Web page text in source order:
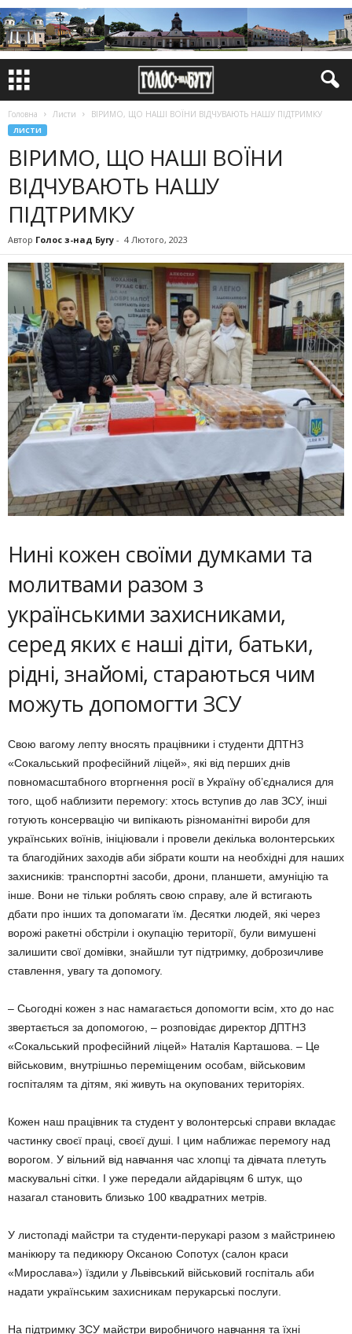
Головна Листи ВІРИМО, ЩО НАШІ ВОЇНИ ВІДЧУВАЮТЬ НАШУ ПІДТРИМКУ
ЛИСТИ
ВІРИМО, ЩО НАШІ ВОЇНИ
ВІДЧУВАЮТЬ НАШУ
ПІДТРИМКУ
Автор Голос з-над Бугу - 4 Лютого, 2023
Нині кожен своїми думками та
мо­литвами разом з
українськими захис­ника­ми,
серед яких є наші діти, батьки,
рідні, знайомі, стараються чим
можуть допомогти ЗСУ
Свою вагому лепту вносять праців­ники і студенти ДПТНЗ
«Сокальський професійний ліцей», які від перших днів
повномасштабного вторгнення росії в Україну об’єдналися для
того, щоб наблизити перемогу: хтось всту­пив до лав ЗСУ, інші
готують консерва­цію чи випікають різноманітні вироби для
українських воїнів, ініціювали і провели декілька волонтерських
та благодійних заходів аби зібрати кошти на необхідні для наших
захисників: транспортні засоби, дрони, планшети, амуніцію та
інше. Вони не тільки роб­лять свою справу, але й встигають
дбати про інших та допомагати їм. Десятки людей, які через
ворожі ра­кетні обстріли і окупацію території, були вимушені
залишити свої домівки, знайшли тут підтримку, доброзичливе
ставлення, увагу та допомогу.
– Сьогодні кожен з нас намагається допомогти всім, хто до нас
звертаєть­ся за допомогою, – розповідає дирек­тор ДПТНЗ
«Сокальський професій­ний ліцей» Наталія Карташова. – Це
військовим, внутрішньо переміщеним особам, військовим
госпіталям та ді­тям, які живуть на окупованих терито­ріях.
Кожен наш працівник та студент у волонтерські справи вкладає
частинку своєї праці, своєї душі. І цим наближає перемогу над
ворогом. У вільний від навчання час хлопці та дівчата пле­туть
маскувальні сітки. І уже передали айдарівцям 6 штук, що
назагал стано­вить близько 100 квадратних метрів.
У листопаді майстри та студенти-перукарі разом з майстринею
манікю­ру та педикюру Оксаною Сопотух (са­лон краси
«Мирослава») їздили у Львівський військовий госпіталь аби
надати українським захисникам перу­карські послуги.
На підтримку ЗСУ майстри виробни­чого навчання та їхні